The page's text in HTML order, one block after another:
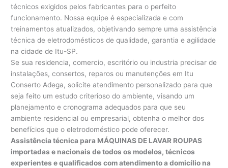
técnicos exigidos pelos fabricantes para o perfeito
funcionamento. Nossa equipe é especializada e com
treinamentos atualizados, objetivando sempre uma assistência
técnica de eletrodomésticos de qualidade, garantia e agilidade
na cidade de Itu-SP.
Se sua residencia, comercio, escritório ou industria precisar de
instalações, consertos, reparos ou manutenções em Itu
Conserto Adega, solicite atendimento personalizado para que
seja feito um estudo criterioso do ambiente, visando um
planejamento e cronograma adequados para que seu
ambiente residencial ou empresarial, obtenha o melhor dos
benefícios que o eletrodoméstico pode oferecer.
Assistência técnica para MÁQUINAS DE LAVAR ROUPAS
importadas e nacionais de todos os modelos, técnicos
experientes e qualificados com atendimento a domicílio na